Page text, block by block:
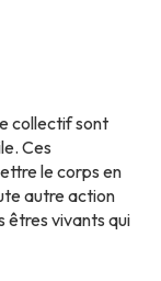
collectif sont
Ces
le corps en
autre action
êtres vivants qui